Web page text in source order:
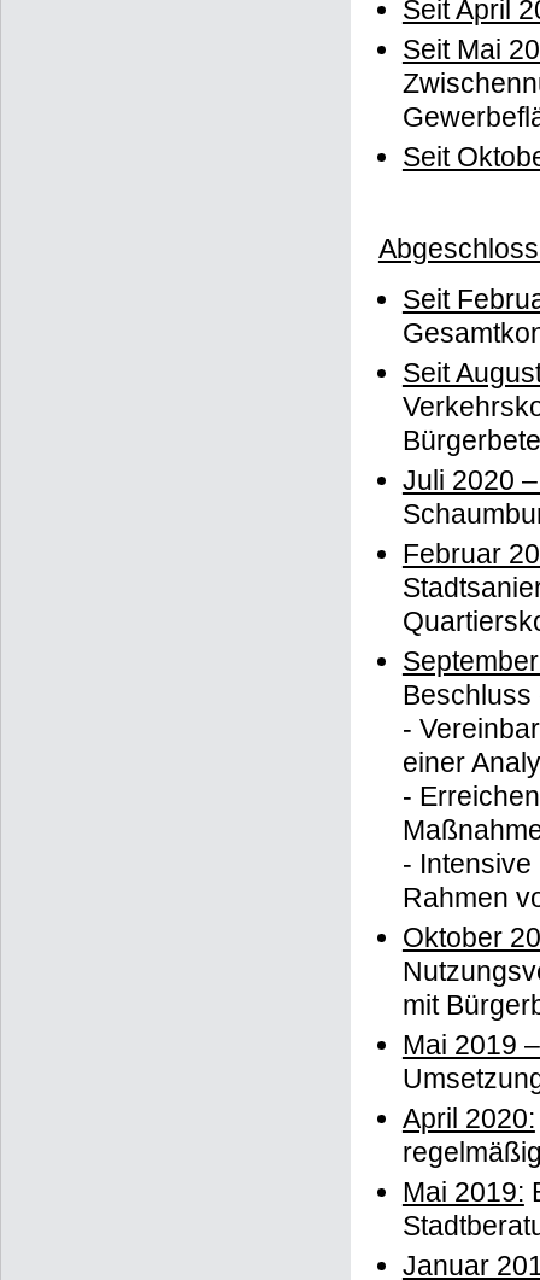
Seit April
Seit Mai
Seit
Seit
Seit
Juli 2020
Februar
Beschluss
-
einer
-
-
Rahmen
Oktober
mit
Mai 2019
April 2020:
Mai 2019:
Januar